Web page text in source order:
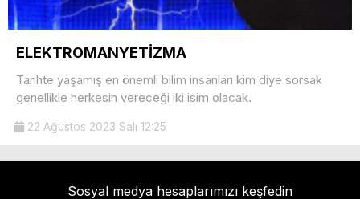
ELEKTROMANYETİZMA
Tarihte yaşamış en önemli bilim insanları kim diye sorsak
genellikle herkesin vereceği iki isim olacak.
22 Ağustos 2023 Salı 12:25
Sosyal medya hesaplarımızı keşfedin